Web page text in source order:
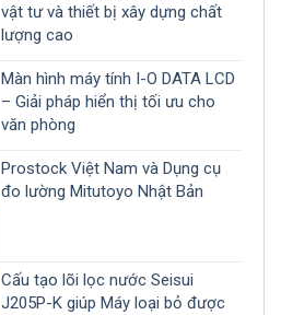
vật tư và thiết bị xây dựng chất
lượng cao
Màn hình máy tính I-O DATA LCD
– Giải pháp hiển thị tối ưu cho
văn phòng
Prostock Việt Nam và Dụng cụ
đo lường Mitutoyo Nhật Bản
Cấu tạo lõi lọc nước Seisui
J205P-K giúp Máy loại bỏ được